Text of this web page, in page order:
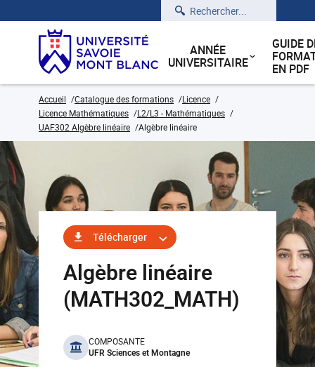
Rechercher
ANNÉE
UNIVERSITAIRE
GUIDE
EN PDF
Accueil Catalogue des formations
Licence
Licence Mathématiques
L2/L3 - Mathématiques
UAF302 Algèbre linéaire
Algèbre linéaire
Télécharger
Algèbre linéaire
(MATH302_MATH)
benefits
COMPOSANTE
UFR Sciences et Montagne